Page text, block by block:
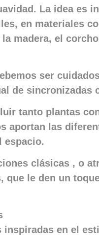
La idea es
en materiales
madera, el
ser
de sincronizadas
tanto plantas
aportan las
espacio.
clásicas , o
que le den un
inspiradas en el